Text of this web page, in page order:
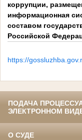
коррупции,
информационная
составом
Российской
https://
ПОДАЧА
ЭЛЕКТРОННОМ
О СУДЕ